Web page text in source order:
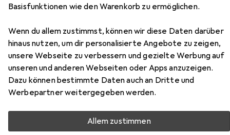
Basisfunktionen wie den Warenkorb zu ermöglichen.
Wenn du allem zustimmst, können wir diese Daten darüber
hinaus nutzen, um dir personalisierte Angebote zu zeigen,
unsere Webseite zu verbessern und gezielte Werbung auf
unseren und anderen Webseiten oder Apps anzuzeigen.
Dazu können bestimmte Daten auch an Dritte und
Werbepartner weitergegeben werden.
Allem zustimmen
Zubehör für EPEE Spinball Ball
Blue fun with a yellow meteor
Hier findest du passendes Zubehör zum Produkt EPEE
Spinball Ball Blue fun with a yellow meteor aus der
Kategorie Luftpumpe.
Relevanz